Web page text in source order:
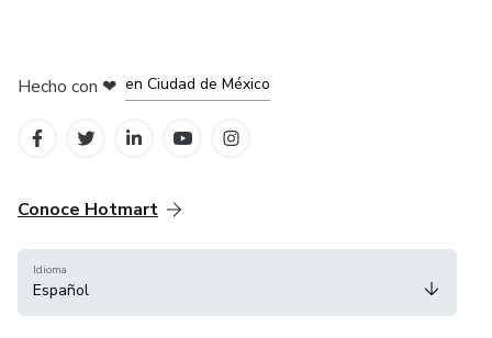
Hecho con ❤ en Ciudad de México
Conoce Hotmart
Idioma
Español